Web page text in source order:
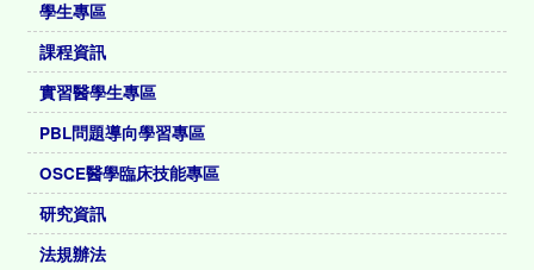
學生專區
課程資訊
實習醫學生專區
PBL問題導向學習專區
OSCE醫學臨床技能專區
研究資訊
法規辦法